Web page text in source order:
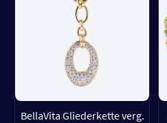
BellaVita Gliederkette verg.